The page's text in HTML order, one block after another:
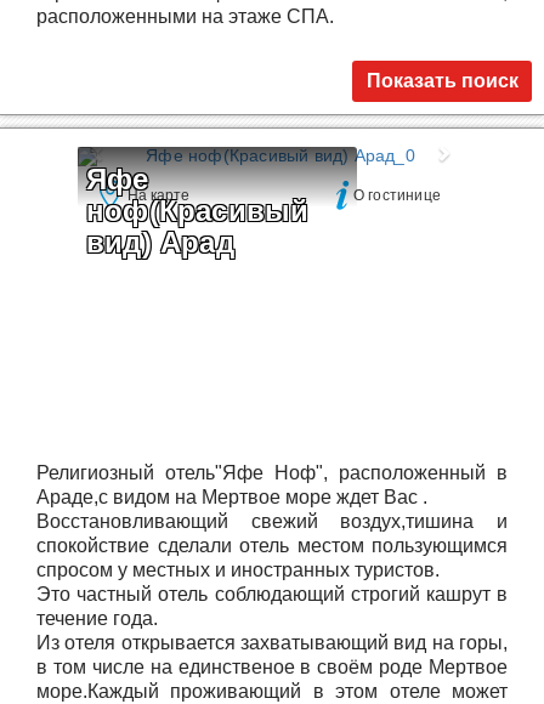
расположенными на этаже СПА.
Показать поиск
Яфе
ноф(Красивый
вид) Арад
На карте О гостинице
Религиозный отель"Яфе Ноф", расположенный в
Араде,с видом на Мертвое море ждет Вас .
Восстановливающий свежий воздух,тишина и
спокойствие сделали отель местом пользующимся
спросом у местных и иностранных туристов.
Это частный отель соблюдающий строгий кашрут в
течение года.
Из отеля открывается захватывающий вид на горы,
в том числе на единственое в своём роде Мертвое
море.Каждый проживающий в этом отеле может